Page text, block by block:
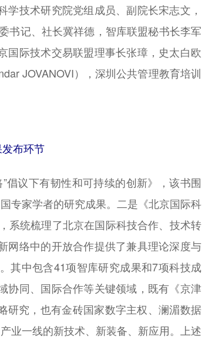
技术研究院党组成员、副院长宋志文，
书记、社长冀祥德，智库联盟秘书长李军
国际技术交易联盟理事长张璋，史太白欧
JOVANOVI），深圳公共管理教育培训
布环节
倡议下有韧性和可持续的创新》，该书围
专家学者的研究成果。二是《北京国际科
系统梳理了北京在国际科技合作、技术转
网络中的开放合作提供了兼具理论深度与
其中包含41项智库研究成果和7项科技成
协同、国际合作等关键领域，既有《京津
研究，也有金砖国家数字主权、澜湄数据
业一线的新技术、新装备、新应用。上述